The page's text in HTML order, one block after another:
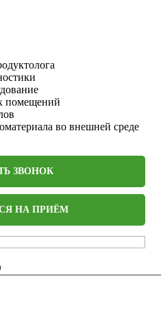
помещений
во внешней среде
ЗВОНОК
НА ПРИЁМ